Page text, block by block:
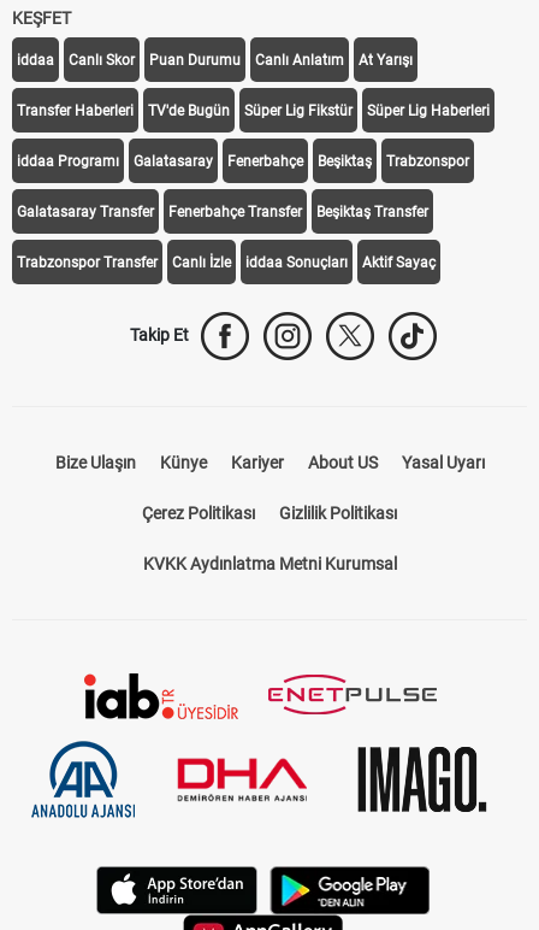
KEŞFET
iddaa Canlı Skor Puan Durumu Canlı Anlatım At Yarışı
Transfer Haberleri TV'de Bugün Süper Lig Fikstür Süper Lig Haberleri
iddaa Programı Galatasaray Fenerbahçe Beşiktaş Trabzonspor
Galatasaray Transfer Fenerbahçe Transfer Beşiktaş Transfer
Trabzonspor Transfer Canlı İzle iddaa Sonuçları Aktif Sayaç
Takip Et
Bize Ulaşın Künye Kariyer About US Yasal Uyarı
Çerez Politikası Gizlilik Politikası
KVKK Aydınlatma Metni Kurumsal